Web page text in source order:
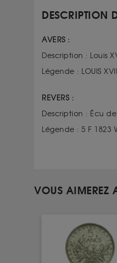
DESCRIPTION
AVERS :
Légende : LOUIS
REVERS :
Description :
Légende : 5 F 1823
VOUS AIMEREZ